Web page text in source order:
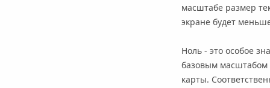
масштабе размер
экране будет
Ноль - это особое
базовым масштабом
карты.